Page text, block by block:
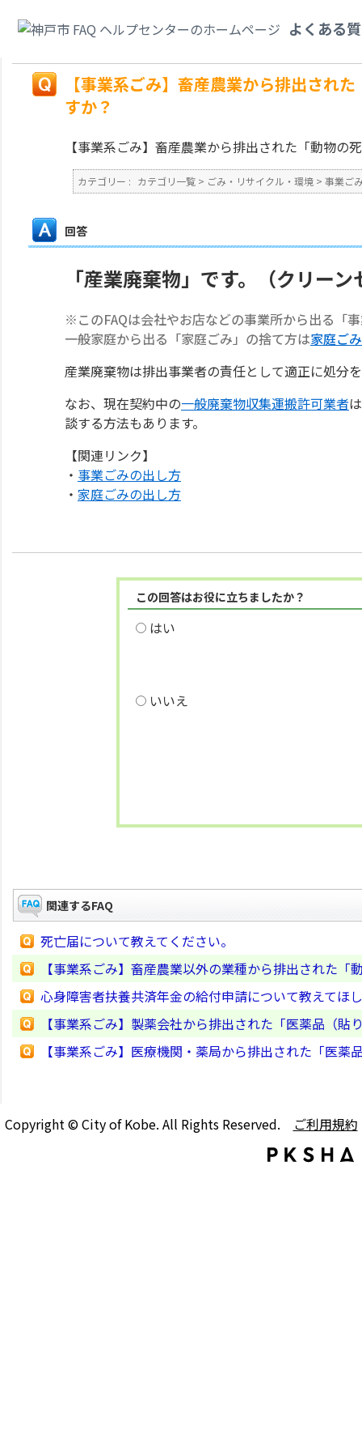
よくある
ばいいですか？
【事業系ごみ】畜産農業から排出され
すか？
【事業系ごみ】畜産農業から排出された「動物
カテゴリー : カテゴリ一覧 > ごみ・リサイクル・環境 > 事業ご
回答
「産業廃棄物」です。（クリー
※このFAQは会社やお店などの事業所から出る「
一般家庭から出る「家庭ごみ」の捨て方は家庭ご
産業廃棄物は排出事業者の責任として適正に処分
なお、現在契約中の一般廃棄物収集運搬許可業者
談する方法もあります。
【関連リンク】
・ 事業ごみの出し方
・ 家庭ごみの出し方
この回答はお役に立ちましたか？
はい
いいえ
関連するFAQ
死亡届について教えてください。
【事業系ごみ】畜産農業以外の業種から排出された
心身障害者扶養共済年金の給付申請について教えてほ
【事業系ごみ】製薬会社から排出された「医薬品（
【事業系ごみ】医療機関・薬局から排出された「医
Copyright © City of Kobe. All Rights Reserved. ご利用規約